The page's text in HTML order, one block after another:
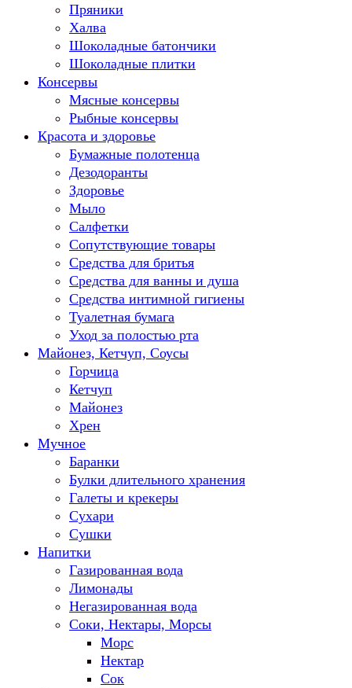
Пряники
Халва
Шоколадные батончики
Шоколадные плитки
Консервы
Мясные консервы
Рыбные консервы
Красота и здоровье
Бумажные полотенца
Дезодоранты
Здоровье
Мыло
Салфетки
Сопутствующие товары
Средства для бритья
Средства для ванны и душа
Средства интимной гигиены
Туалетная бумага
Уход за полостью рта
Майонез, Кетчуп, Соусы
Горчица
Кетчуп
Майонез
Хрен
Мучное
Баранки
Булки длительного хранения
Галеты и крекеры
Сухари
Сушки
Напитки
Газированная вода
Лимонады
Негазированная вода
Соки, Нектары, Морсы
Морс
Нектар
Сок